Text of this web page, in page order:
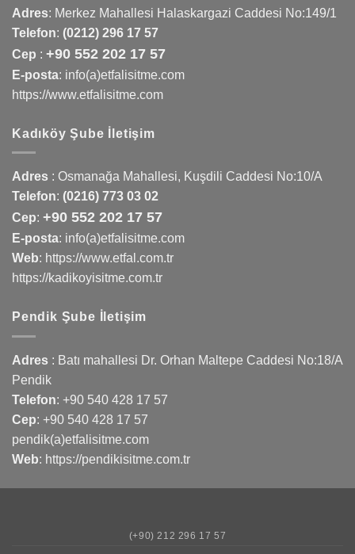
Adres: Merkez Mahallesi Halaskargazi Caddesi No:149/1
Telefon: (0212) 296 17 57
Cep : +90 552 202 17 57
E-posta: info(a)etfalisitme.com
https://www.etfalisitme.com
Kadıköy Şube İletişim
Adres : Osmanağa Mahallesi, Kuşdili Caddesi No:10/A
Telefon: (0216) 773 03 02
Cep: +90 552 202 17 57
E-posta: info(a)etfalisitme.com
Web: https://www.etfal.com.tr
https://kadikoyisitme.com.tr
Pendik Şube İletişim
Adres : Batı mahallesi Dr. Orhan Maltepe Caddesi No:18/A
Pendik
Telefon: +90 540 428 17 57
Cep: +90 540 428 17 57
pendik(a)etfalisitme.com
Web: https://pendikisitme.com.tr
(+90) 212 296 17 57